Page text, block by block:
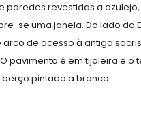
paredes revestidas a
se uma janela. Do lado da
arco de acesso à antiga
O pavimento é em tijoleira e o
pintado a branco.